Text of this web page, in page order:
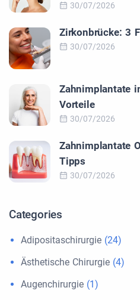
30/07/2026
Zirkonbrücke: 3
30/07/2026
Zahnimplantate
Vorteile
30/07/2026
Zahnimplantate
Tipps
30/07/2026
Categories
Adipositaschirurgie (24)
Ästhetische Chirurgie (4)
Augenchirurgie (1)